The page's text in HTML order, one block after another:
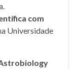
com
Universidade